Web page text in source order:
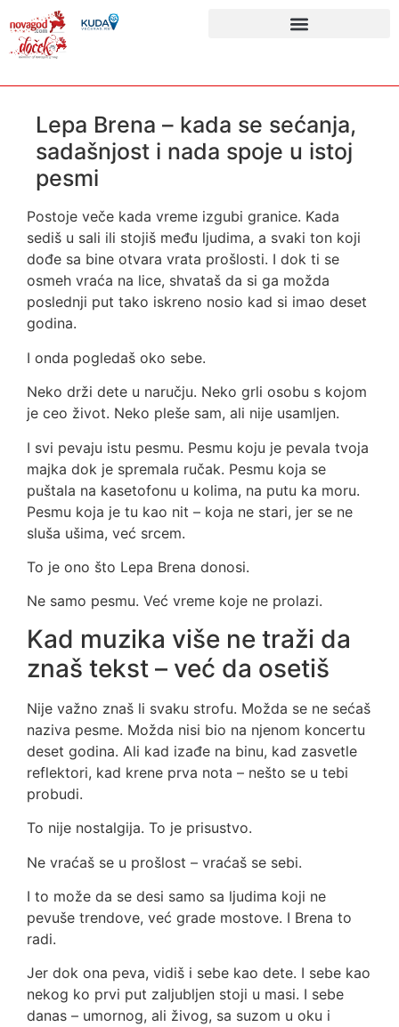
Lepa Brena – kada se sećanja,
sadašnjost i nada spoje u istoj
pesmi
Postoje veče kada vreme izgubi granice. Kada
sediš u sali ili stojiš među ljudima, a svaki ton koji
dođe sa bine otvara vrata prošlosti. I dok ti se
osmeh vraća na lice, shvataš da si ga možda
poslednji put tako iskreno nosio kad si imao deset
godina.
I onda pogledaš oko sebe.
Neko drži dete u naručju. Neko grli osobu s kojom
je ceo život. Neko pleše sam, ali nije usamljen.
I svi pevaju istu pesmu. Pesmu koju je pevala tvoja
majka dok je spremala ručak. Pesmu koja se
puštala na kasetofonu u kolima, na putu ka moru.
Pesmu koja je tu kao nit – koja ne stari, jer se ne
sluša ušima, već srcem.
To je ono što Lepa Brena donosi.
Ne samo pesmu. Već vreme koje ne prolazi.
Kad muzika više ne traži da
znaš tekst – već da osetiš
Nije važno znaš li svaku strofu. Možda se ne sećaš
naziva pesme. Možda nisi bio na njenom koncertu
deset godina. Ali kad izađe na binu, kad zasvetle
reflektori, kad krene prva nota – nešto se u tebi
probudi.
To nije nostalgija. To je prisustvo.
Ne vraćaš se u prošlost – vraćaš se sebi.
I to može da se desi samo sa ljudima koji ne
pevuše trendove, već grade mostove. I Brena to
radi.
Jer dok ona peva, vidiš i sebe kao dete. I sebe kao
nekog ko prvi put zaljubljen stoji u masi. I sebe
danas – umornog, ali živog, sa suzom u oku i